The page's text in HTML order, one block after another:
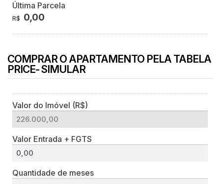
Última Parcela
R$ 0,00
COMPRAR O APARTAMENTO PELA TABELA
PRICE- SIMULAR
Valor do Imóvel (R$)
Valor Entrada + FGTS
Quantidade de meses